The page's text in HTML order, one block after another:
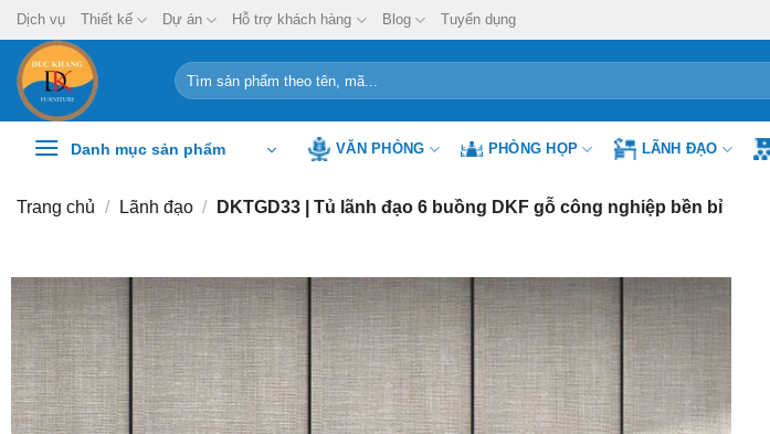
Chuyển
đến
nội
dung
Dịch vụ Thiết kế Dự án Hỗ trợ khách hàng Blog Tuyển dụng
Tìm
kiếm:
Danh mục sản phẩm VĂN PHÒNG PHÒNG HỌP LÃNH ĐẠO
Trang chủ / Lãnh đạo / DKTGD33 | Tủ lãnh đạo 6 buồng DKF gỗ công nghiệp bền bỉ